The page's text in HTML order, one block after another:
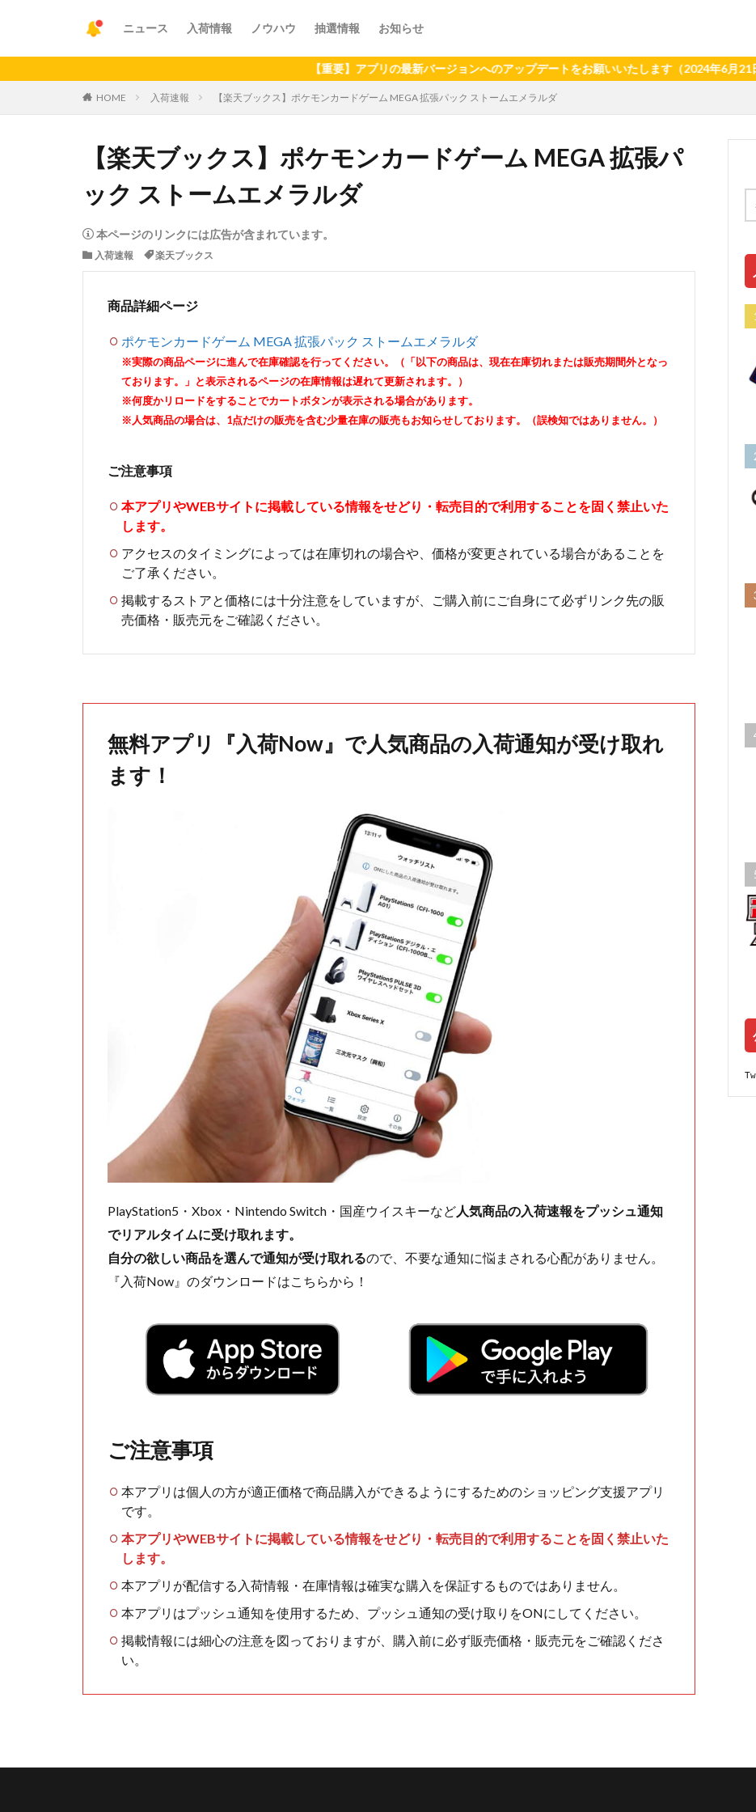
ニュース 入荷情報 ノウハウ 抽選情報 お知らせ
【重要】アプリの最新バージョンへのアップデートをお願いいたします（2024年6月21日以
HOME 入荷速報 【楽天ブックス】ポケモンカードゲーム MEGA 拡張パック ストームエメラルダ
【楽天ブックス】ポケモンカードゲーム MEGA 拡張パ
ック ストームエメラルダ
本ページのリンクには広告が含まれています。
入荷速報 楽天ブックス
商品詳細ページ
ポケモンカードゲーム MEGA 拡張パック ストームエメラルダ
※実際の商品ページに進んで在庫確認を行ってください。（「以下の商品は、現在在庫切れまたは販売期間外となっ
ております。」と表示されるページの在庫情報は遅れて更新されます。）
※何度かリロードをすることでカートボタンが表示される場合があります。
※人気商品の場合は、1点だけの販売を含む少量在庫の販売もお知らせしております。（誤検知ではありません。）
ご注意事項
本アプリやWEBサイトに掲載している情報をせどり・転売目的で利用することを固く禁止いた
します。
アクセスのタイミングによっては在庫切れの場合や、価格が変更されている場合があることを
ご了承ください。
掲載するストアと価格には十分注意をしていますが、ご購入前にご自身にて必ずリンク先の販
売価格・販売元をご確認ください。
無料アプリ『入荷Now』で人気商品の入荷通知が受け取れ
ます！
PlayStation5・Xbox・Nintendo Switch・国産ウイスキーなど人気商品の入荷速報をプッシュ通知
でリアルタイムに受け取れます。
自分の欲しい商品を選んで通知が受け取れるので、不要な通知に悩まされる心配がありません。
『入荷Now』のダウンロードはこちらから！
ご注意事項
本アプリは個人の方が適正価格で商品購入ができるようにするためのショッピング支援アプリ
です。
本アプリやWEBサイトに掲載している情報をせどり・転売目的で利用することを固く禁止いた
します。
本アプリが配信する入荷情報・在庫情報は確実な購入を保証するものではありません。
本アプリはプッシュ通知を使用するため、プッシュ通知の受け取りをONにしてください。
掲載情報には細心の注意を図っておりますが、購入前に必ず販売価格・販売元をご確認くださ
い。